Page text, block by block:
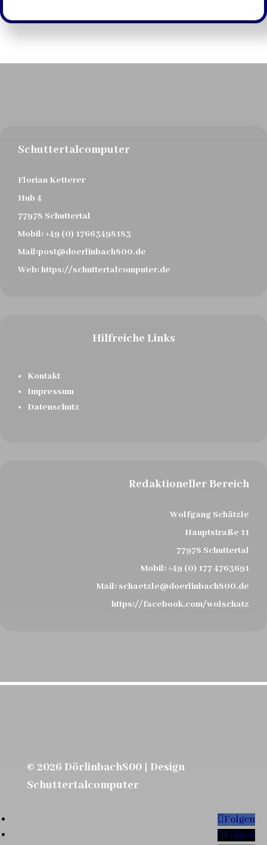
Schuttertalcomputer
Florian Ketterer
Hub 4
77978 Schuttertal
Mobil: +49 (0) 17663498183
Mail:post@doerlinbach800.de
Web: https://schuttertalcomputer.de
Hilfreiche Links
Kontakt
Impressum
Datenschutz
Redaktioneller Bereich
Wolfgang Schätzle
Hauptstraße 11
77978 Schuttertal
Mobil: +49 (0) 177 4763691
Mail: schaetzle@doerlinbach800.de
https://facebook.com/wolschatz
© 2026 Dörlinbach800 | Design
Schuttertalcomputer
Folgen
Folgen